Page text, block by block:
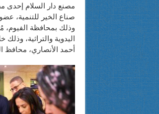
مصنع دار السلام إحدى
صناع الخير للتنمية،
وذلك بمحافظة الفيوم،
اليدوية والتراثية، وذلك
أحمد الأنصاري، محافظ